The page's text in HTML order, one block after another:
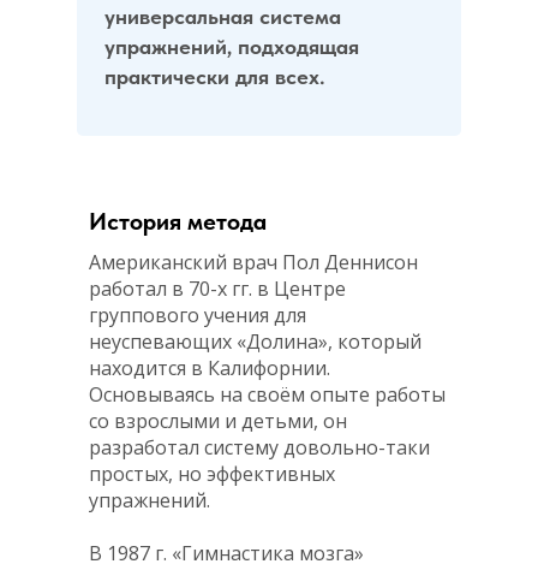
Американский врач Пол Деннисон
работал в 70-х гг. в Центре
группового учения для
неуспевающих «Долина», который
находится в Калифорнии.
Основываясь на своём опыте работы
со взрослыми и детьми, он
разработал систему довольно-таки
простых, но эффективных
упражнений.
В 1987 г. «Гимнастика мозга»
универсальная система
упражнений, подходящая
практически для всех.
История метода